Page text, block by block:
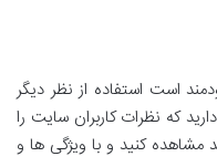
است استفاده از نظر دیگر
که نظرات کاربران سایت را
مشاهده کنید و با ویژگی ها و